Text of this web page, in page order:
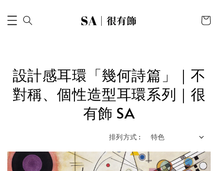
設計感耳環「幾何詩篇」｜不
對稱、個性造型耳環系列｜很
有飾 SA
排列方式 :